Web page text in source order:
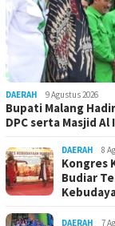
DAERAH 9 Agustus 2026
Bupati Malang
DPC serta Masjid
DAERAH 8
Kongres
Budiar
DAERAH 7